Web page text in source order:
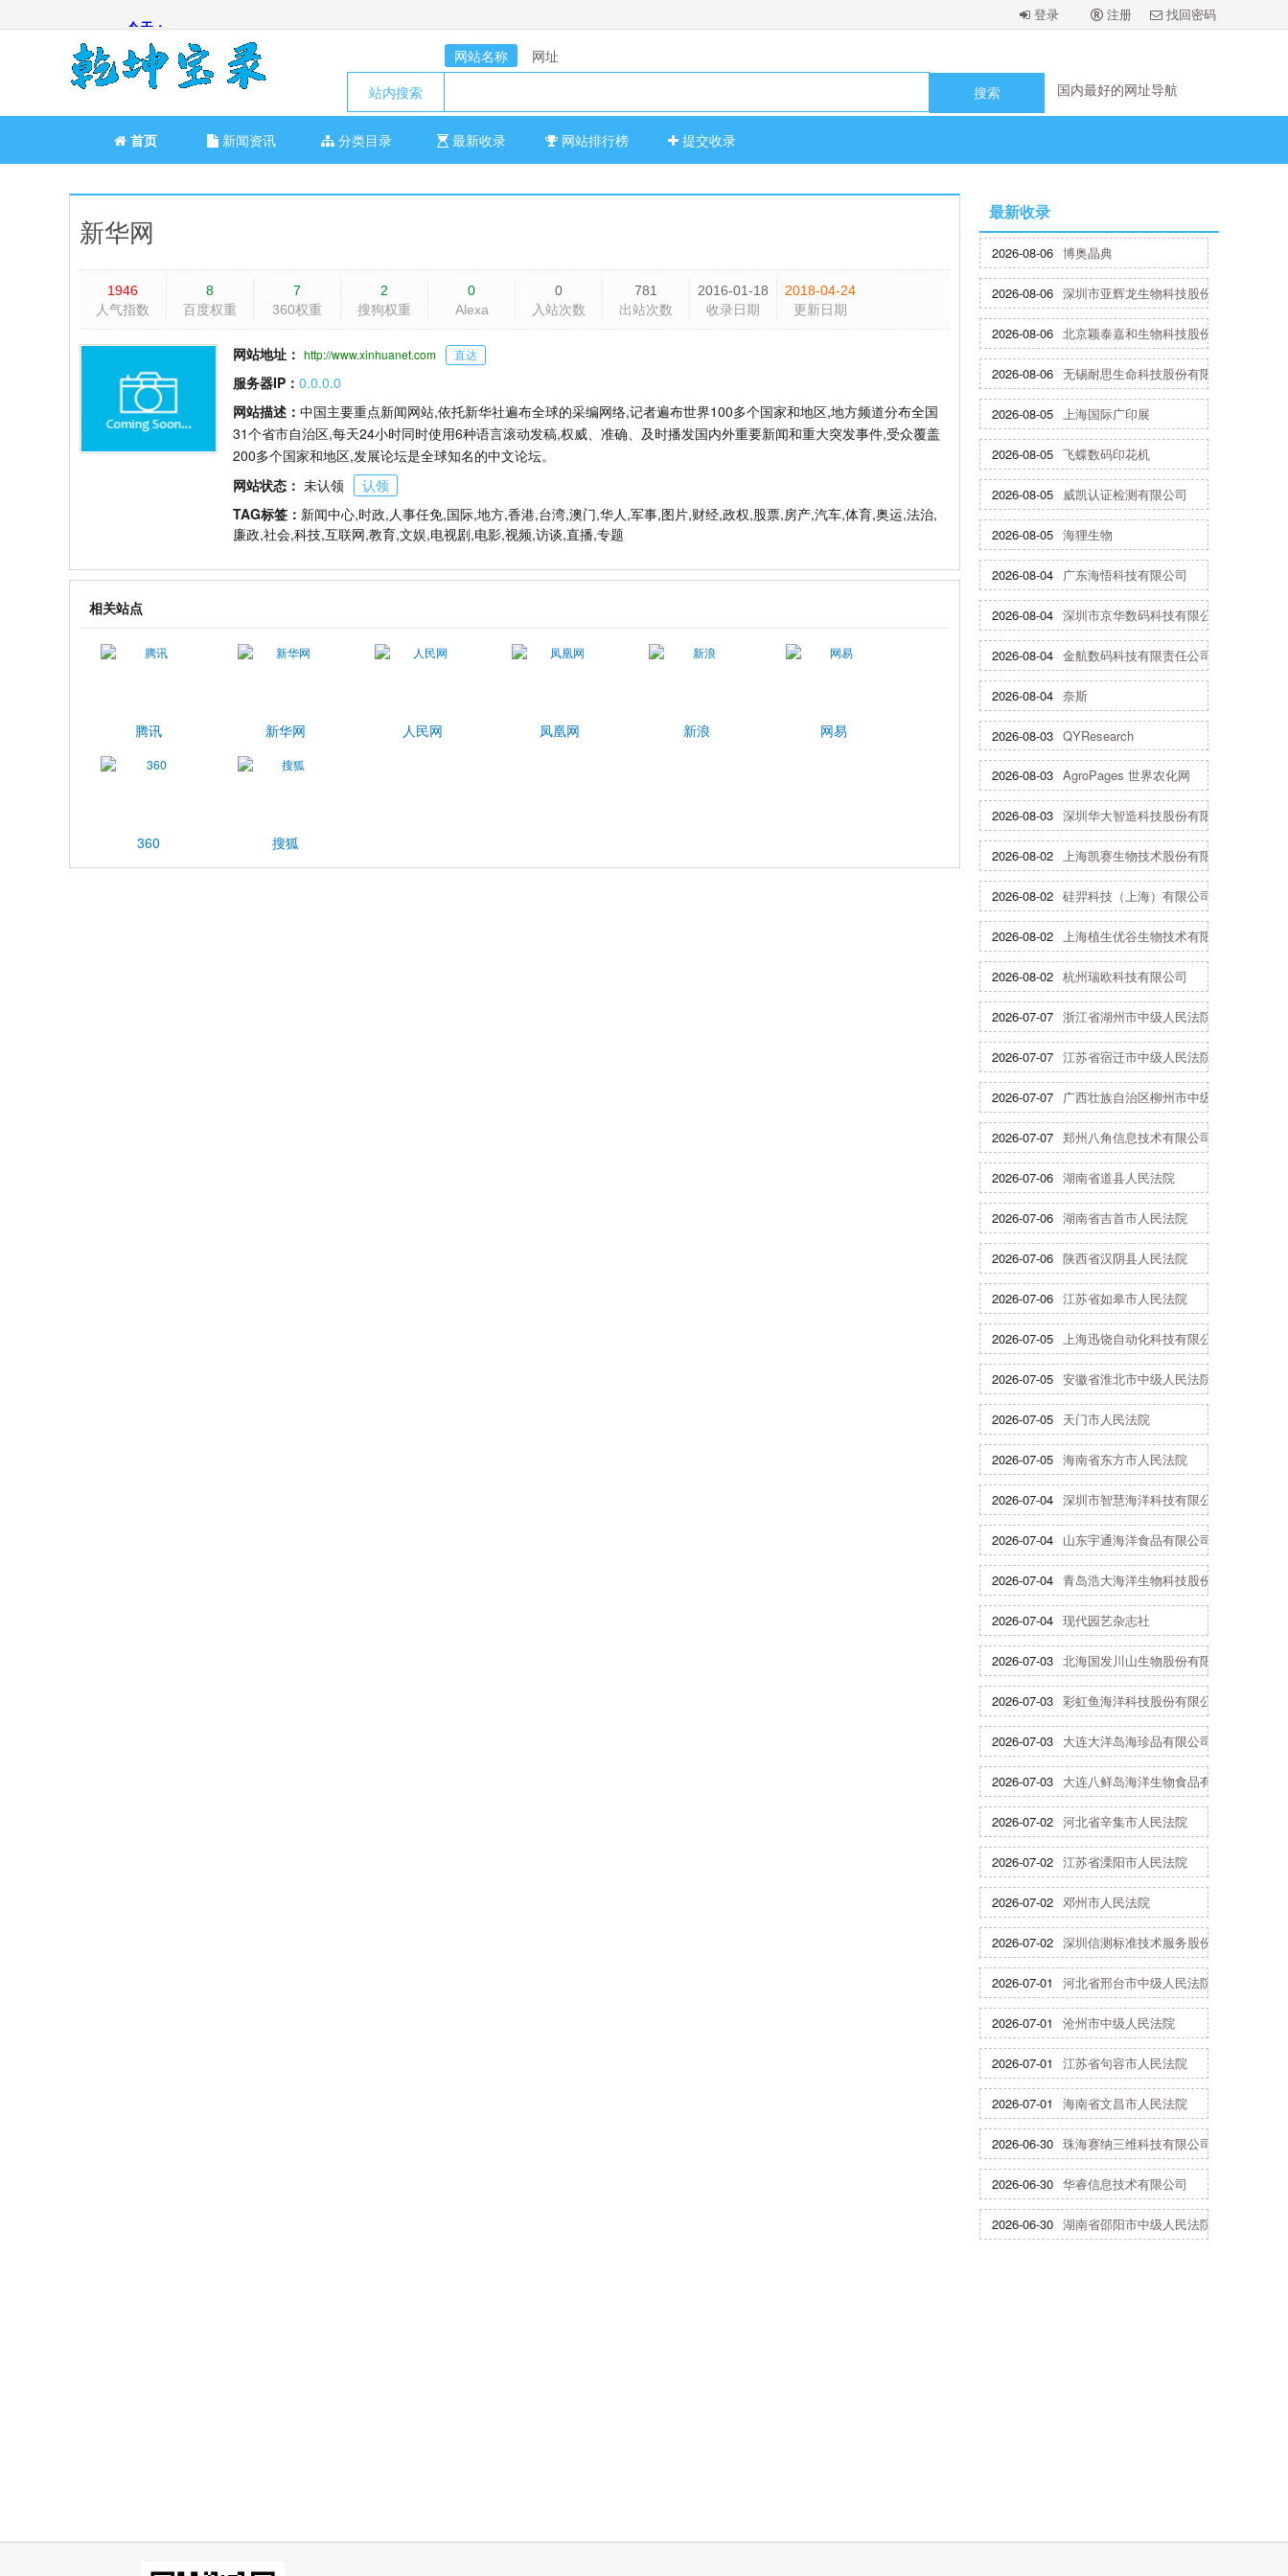
登录 注册 找回密码
网站名称
网址
站内搜索
国内最好的网址导航
国内最好的网址导航
首页 新闻资讯 分类目录 最新收录 网站排行榜 提交收录
新华网
1946
人气指数
8
百度权重
7
360权重
2
搜狗权重
0
Alexa
0
入站次数
781
出站次数
2016-01-18
收录日期
2018-04-24
更新日期
网站地址： http://www.xinhuanet.com 直达
服务器IP： 0.0.0.0
网站描述： 中国主要重点新闻网站,依托新华社遍布全球的采编网络,记者遍布世界100多个国家和地区,地方频道分布全国
31个省市自治区,每天24小时同时使用6种语言滚动发稿,权威、准确、及时播发国内外重要新闻和重大突发事件,受众覆盖
200多个国家和地区,发展论坛是全球知名的中文论坛。
网站状态： 未认领
认领
TAG标签： 新闻中心,时政,人事任免,国际,地方,香港,台湾,澳门,华人,军事,图片,财经,政权,股票,房产,汽车,体育,奥运,法治,
廉政,社会,科技,互联网,教育,文娱,电视剧,电影,视频,访谈,直播,专题
相关站点
腾讯 新华网 人民网 凤凰网 新浪 网易
360 搜狐
最新收录
2026-08-06 博奥晶典
2026-08-06 深圳市亚辉龙生物科技股份有限公司
2026-08-06 北京颖泰嘉和生物科技股份有限公司
2026-08-06 无锡耐思生命科技股份有限公司
2026-08-05 上海国际广印展
2026-08-05 飞蝶数码印花机
2026-08-05 威凯认证检测有限公司
2026-08-05 海狸生物
2026-08-04 广东海悟科技有限公司
2026-08-04 深圳市京华数码科技有限公司
2026-08-04 金航数码科技有限责任公司
2026-08-04 奈斯
2026-08-03 QYResearch
2026-08-03 AgroPages 世界农化网
2026-08-03 深圳华大智造科技股份有限公司
2026-08-02 上海凯赛生物技术股份有限公司
2026-08-02 硅羿科技（上海）有限公司
2026-08-02 上海植生优谷生物技术有限公司
2026-08-02 杭州瑞欧科技有限公司
2026-07-07 浙江省湖州市中级人民法院
2026-07-07 江苏省宿迁市中级人民法院
2026-07-07 广西壮族自治区柳州市中级人民法院
2026-07-07 郑州八角信息技术有限公司
2026-07-06 湖南省道县人民法院
2026-07-06 湖南省吉首市人民法院
2026-07-06 陕西省汉阴县人民法院
2026-07-06 江苏省如皋市人民法院
2026-07-05 上海迅饶自动化科技有限公司
2026-07-05 安徽省淮北市中级人民法院
2026-07-05 天门市人民法院
2026-07-05 海南省东方市人民法院
2026-07-04 深圳市智慧海洋科技有限公司
2026-07-04 山东宇通海洋食品有限公司
2026-07-04 青岛浩大海洋生物科技股份有限公司
2026-07-04 现代园艺杂志社
2026-07-03 北海国发川山生物股份有限公司
2026-07-03 彩虹鱼海洋科技股份有限公司
2026-07-03 大连大洋岛海珍品有限公司
2026-07-03 大连八鲜岛海洋生物食品有限公司
2026-07-02 河北省辛集市人民法院
2026-07-02 江苏省溧阳市人民法院
2026-07-02 邓州市人民法院
2026-07-02 深圳信测标准技术服务股份有限公司
2026-07-01 河北省邢台市中级人民法院
2026-07-01 沧州市中级人民法院
2026-07-01 江苏省句容市人民法院
2026-07-01 海南省文昌市人民法院
2026-06-30 珠海赛纳三维科技有限公司
2026-06-30 华睿信息技术有限公司
2026-06-30 湖南省邵阳市中级人民法院